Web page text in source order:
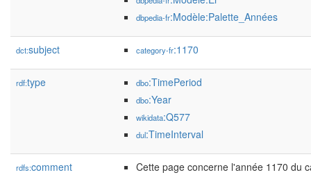
dbpedia-fr:Modèle:Palette_Années
dct:subject category-fr:1170
rdf:type dbo:TimePeriod
dbo:Year
wikidata:Q577
dul:TimeInterval
rdfs:comment Cette page concerne l'année 1170 du